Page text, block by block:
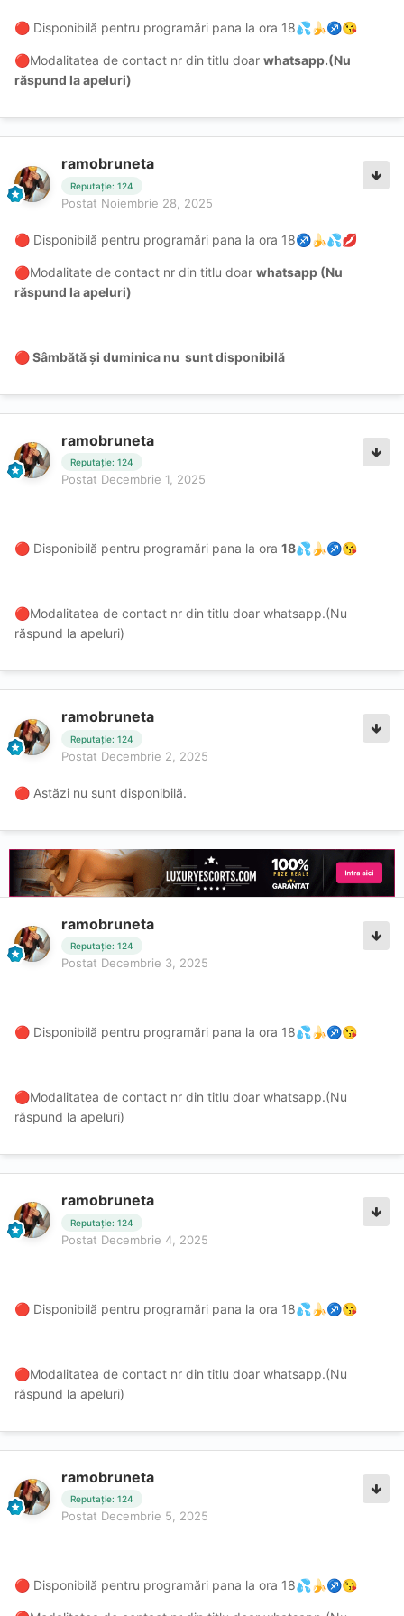
🔴 Disponibilă pentru programări pana la ora 18💦🍌♐😘
🔴Modalitatea de contact nr din titlu doar whatsapp.(Nu
răspund la apeluri)
ramobruneta
Reputație: 124
Postat Noiembrie 28, 2025
🔴 Disponibilă pentru programări pana la ora 18♐🍌💦💋
🔴Modalitate de contact nr din titlu doar whatsapp (Nu
răspund la apeluri)
🔴Sâmbătă și duminica nu sunt disponibilă
ramobruneta
Reputație: 124
Postat Decembrie 1, 2025
🔴 Disponibilă pentru programări pana la ora 18💦🍌♐😘
🔴Modalitatea de contact nr din titlu doar whatsapp.(Nu
răspund la apeluri)
ramobruneta
Reputație: 124
Postat Decembrie 2, 2025
🔴 Astăzi nu sunt disponibilă.
ramobruneta
Reputație: 124
Postat Decembrie 3, 2025
🔴 Disponibilă pentru programări pana la ora 18💦 🍌♐😘
🔴Modalitatea de contact nr din titlu doar whatsapp.(Nu
răspund la apeluri)
ramobruneta
Reputație: 124
Postat Decembrie 4, 2025
🔴 Disponibilă pentru programări pana la ora 18💦 🍌♐😘
🔴Modalitatea de contact nr din titlu doar whatsapp.(Nu
răspund la apeluri)
ramobruneta
Reputație: 124
Postat Decembrie 5, 2025
🔴 Disponibilă pentru programări pana la ora 18💦 🍌♐😘